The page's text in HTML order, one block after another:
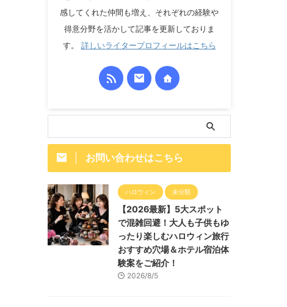
感してくれた仲間も増え、それぞれの経験や
得意分野を活かして記事を更新しておりま
す。 詳しいライタープロフィールはこちら
お問い合わせはこちら
ハロウィン 未分類
【2026最新】5大スポット
で混雑回避！大人も子供もゆ
ったり楽しむハロウィン旅行
おすすめ穴場＆ホテル宿泊体
験案をご紹介！
2026/8/5